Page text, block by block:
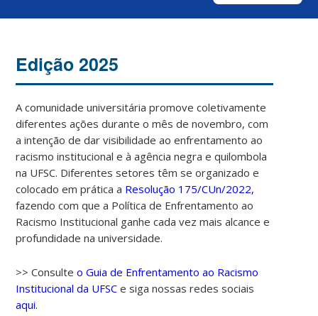
Edição 2025
A comunidade universitária promove coletivamente
diferentes ações durante o mês de novembro, com
a intenção de dar visibilidade ao enfrentamento ao
racismo institucional e à agência negra e quilombola
na UFSC. Diferentes setores têm se organizado e
colocado em prática a Resolução 175/CUn/2022,
fazendo com que a Política de Enfrentamento ao
Racismo Institucional ganhe cada vez mais alcance e
profundidade na universidade.
>> Consulteo Guia de Enfrentamento ao Racismo
Institucional da UFSC e siga nossas redes sociais
aqui.